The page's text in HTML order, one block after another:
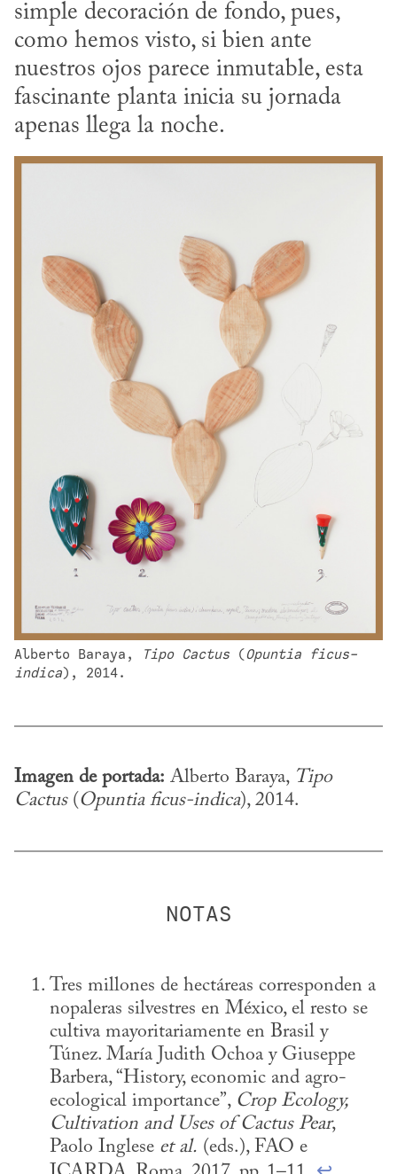
simple decoración de fondo, pues,
como hemos visto, si bien ante
nuestros ojos parece inmutable, esta
fascinante planta inicia su jornada
apenas llega la noche.
Alberto Baraya, Tipo Cactus (Opuntia ficus-
indica), 2014.
Imagen de portada: Alberto Baraya, Tipo
Cactus (Opuntia ficus-indica), 2014.
Tres millones de hectáreas corresponden a
nopaleras silvestres en México, el resto se
cultiva mayoritariamente en Brasil y
Túnez. María Judith Ochoa y Giuseppe
Barbera, “History, economic and agro-
ecological importance”, Crop Ecology,
Cultivation and Uses of Cactus Pear,
Paolo Inglese et al. (eds.), FAO e